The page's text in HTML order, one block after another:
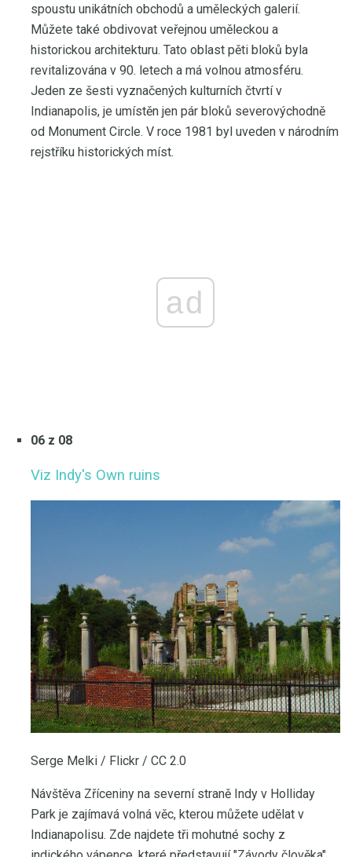
spoustu unikátních obchodů a uměleckých galerií.
Můžete také obdivovat veřejnou uměleckou a
historickou architekturu. Tato oblast pěti bloků byla
revitalizována v 90. letech a má volnou atmosféru.
Jeden ze šesti vyznačených kulturních čtvrtí v
Indianapolis, je umístěn jen pár bloků severovýchodně
od Monument Circle. V roce 1981 byl uveden v národním
rejstříku historických míst.
ad
06 z 08
Viz Indy's Own ruins
Serge Melki / Flickr / CC 2.0
Návštěva Zříceniny na severní straně Indy v Holliday
Park je zajímavá volná věc, kterou můžete udělat v
Indianapolisu. Zde najdete tři mohutné sochy z